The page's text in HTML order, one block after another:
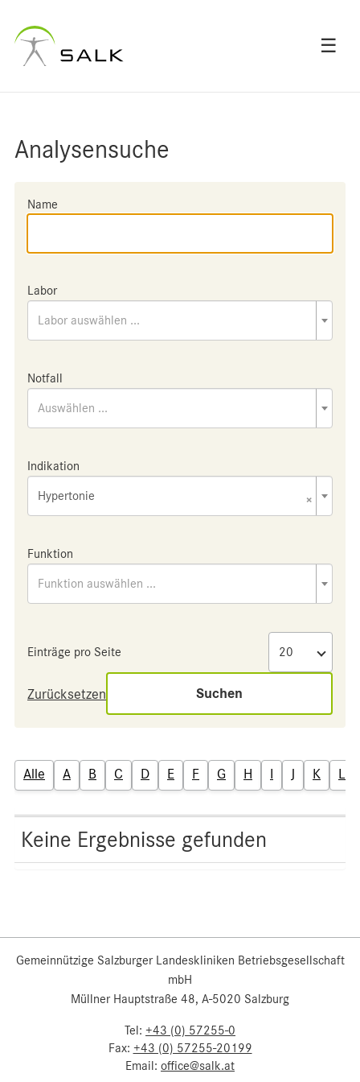
☰
Analysensuche
Name
Labor
Labor auswählen ...
Notfall
Auswählen ...
Indikation
×
Hypertonie
Funktion
Funktion auswählen ...
Einträge pro Seite
Zurücksetzen Suchen
Alle A B C D E F G H I J K L
Keine Ergebnisse gefunden
Gemeinnützige Salzburger Landeskliniken Betriebsgesellschaft
mbH
Müllner Hauptstraße 48, A-5020 Salzburg
Tel: +43 (0) 57255-0
Fax: +43 (0) 57255-20199
Email: office@salk.at